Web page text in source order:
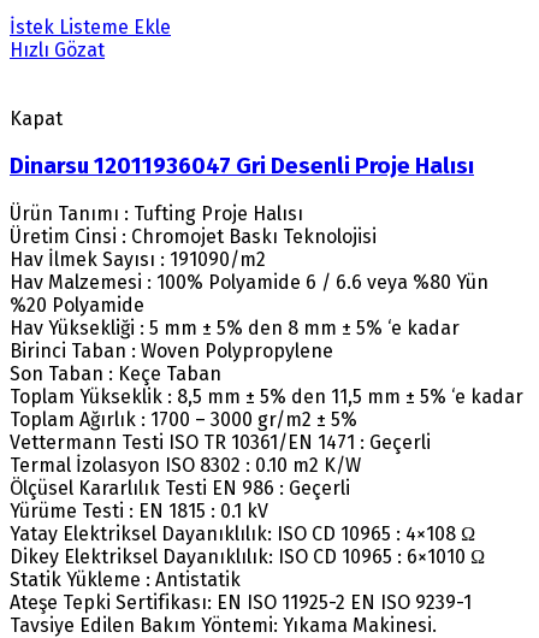
İstek Listeme Ekle
Hızlı Gözat
Kapat
Dinarsu 12011936047 Gri Desenli Proje Halısı
Ürün Tanımı : Tufting Proje Halısı
Üretim Cinsi : Chromojet Baskı Teknolojisi
Hav İlmek Sayısı : 191090/m2
Hav Malzemesi : 100% Polyamide 6 / 6.6 veya %80 Yün
%20 Polyamide
Hav Yüksekliği : 5 mm ± 5% den 8 mm ± 5% ‘e kadar
Birinci Taban : Woven Polypropylene
Son Taban : Keçe Taban
Toplam Yükseklik : 8,5 mm ± 5% den 11,5 mm ± 5% ‘e kadar
Toplam Ağırlık : 1700 – 3000 gr/m2 ± 5%
Vettermann Testi ISO TR 10361/EN 1471 : Geçerli
Termal İzolasyon ISO 8302 : 0.10 m2 K/W
Ölçüsel Kararlılık Testi EN 986 : Geçerli
Yürüme Testi : EN 1815 : 0.1 kV
Yatay Elektriksel Dayanıklılık: ISO CD 10965 : 4×108 Ω
Dikey Elektriksel Dayanıklılık: ISO CD 10965 : 6×1010 Ω
Statik Yükleme : Antistatik
Ateşe Tepki Sertifikası: EN ISO 11925-2 EN ISO 9239-1
Tavsiye Edilen Bakım Yöntemi: Yıkama Makinesi.